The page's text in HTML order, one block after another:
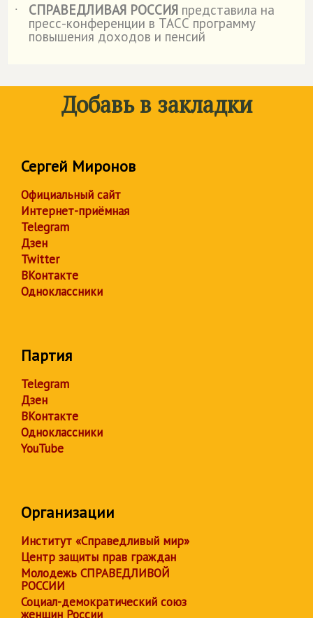
˙
СПРАВЕДЛИВАЯ РОССИЯ представила на
пресс-конференции в ТАСС программу
повышения доходов и пенсий
Добавь в закладки
Сергей Миронов
Официальный сайт
Интернет-приёмная
Telegram
Дзен
Twitter
ВКонтакте
Одноклассники
Партия
Telegram
Дзен
ВКонтакте
Одноклассники
YouTube
Организации
Институт «Справедливый мир»
Центр защиты прав граждан
Молодежь СПРАВЕДЛИВОЙ
РОССИИ
Социал-демократический союз
женщин России